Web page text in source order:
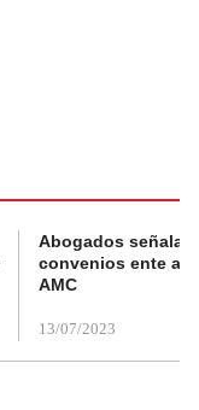
Abogados
convenios ente
AMC
13/07/2023